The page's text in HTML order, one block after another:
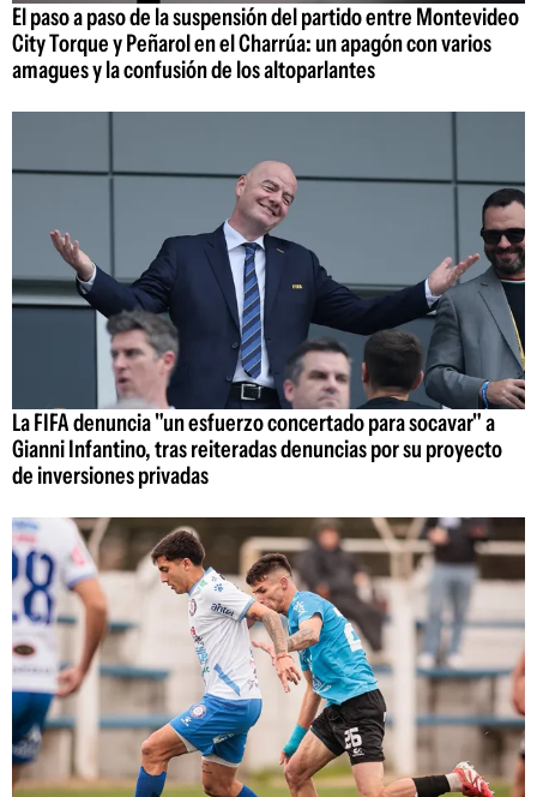
El paso a paso de la suspensión del partido entre Montevideo
City Torque y Peñarol en el Charrúa: un apagón con varios
amagues y la confusión de los altoparlantes
La FIFA denuncia "un esfuerzo concertado para socavar" a
Gianni Infantino, tras reiteradas denuncias por su proyecto
de inversiones privadas